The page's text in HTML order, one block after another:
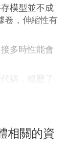
模型並不成
卷，伸縮性有
多時性能會
碼，經歷了
來證明。並
險。
相關的資